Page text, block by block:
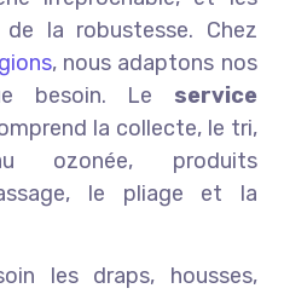
la robustesse. Chez
, nous adaptons nos
besoin. Le service
la collecte, le tri,
ozonée, produits
le pliage et la
les draps, housses,